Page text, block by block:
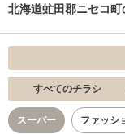
北海道虻田郡ニセコ
すべてのチラシ
スーパー ファッシ